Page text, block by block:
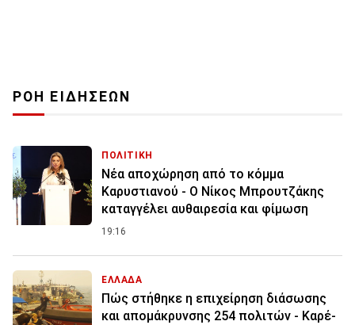
ΡΟΗ ΕΙΔΗΣΕΩΝ
ΠΟΛΙΤΙΚΗ
Νέα αποχώρηση από το κόμμα
Καρυστιανού - Ο Νίκος Μπρουτζάκης
καταγγέλει αυθαιρεσία και φίμωση
19:16
ΕΛΛΑΔΑ
Πώς στήθηκε η επιχείρηση διάσωσης
και απομάκρυνσης 254 πολιτών - Καρέ-